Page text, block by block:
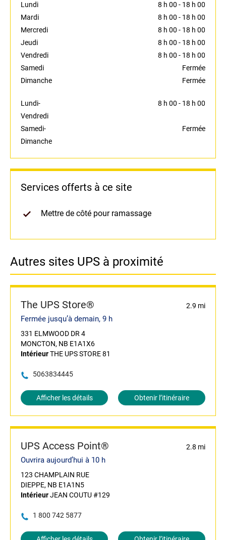
Lundi 8 h 00 - 18 h 00
Mardi
8 h 00 - 18 h 00
Mercredi
8 h 00 - 18 h 00
Jeudi
8 h 00 - 18 h 00
Vendredi
8 h 00 - 18 h 00
Samedi
Fermée
Dimanche
Fermée
Lundi-
Vendredi
8 h 00 - 18 h 00
Samedi-
Dimanche
Fermée
Services offerts à ce site
Mettre de côté pour ramassage
Autres sites UPS à proximité
The UPS Store® 2.9 mi
Fermée jusqu’à demain, 9 h
331 ELMWOOD DR 4
MONCTON, NB E1A1X6
IntérieurTHE UPS STORE 81
5063834445
Afficher les détails Obtenir l’itinéraire
UPS Access Point® 2.8 mi
Ouvrira aujourd’hui à 10 h
123 CHAMPLAIN RUE
DIEPPE, NB E1A1N5
IntérieurJEAN COUTU #129
1 800 742 5877